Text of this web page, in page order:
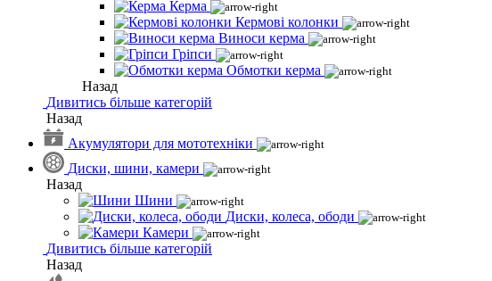
Керма
Кермові колонки
Виноси керма
Гріпси
Обмотки керма
Назад
Дивитись більше категорій
Назад
Акумулятори для мототехніки
Диски, шини, камери
Назад
Шини
Диски, колеса, ободи
Камери
Дивитись більше категорій
Назад